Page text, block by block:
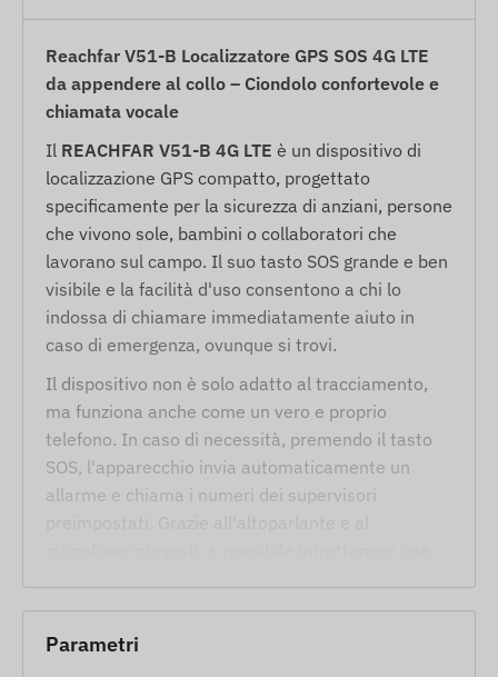
Reachfar V51-B Localizzatore GPS SOS 4G LTE
da appendere al collo – Ciondolo confortevole e
chiamata vocale
Il REACHFAR V51-B 4G LTE è un dispositivo di
localizzazione GPS compatto, progettato
specificamente per la sicurezza di anziani, persone
che vivono sole, bambini o collaboratori che
lavorano sul campo. Il suo tasto SOS grande e ben
visibile e la facilità d'uso consentono a chi lo
indossa di chiamare immediatamente aiuto in
caso di emergenza, ovunque si trovi.
Il dispositivo non è solo adatto al tracciamento,
ma funziona anche come un vero e proprio
telefono. In caso di necessità, premendo il tasto
SOS, l'apparecchio invia automaticamente un
allarme e chiama i numeri dei supervisori
più efficaci. Il dispositivo utilizza la più moderna
tecnologia 4G per una connessione stabile,
Parametri